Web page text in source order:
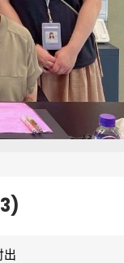
出